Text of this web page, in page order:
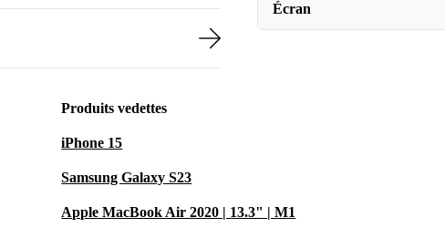
Écran
Produits vedettes
iPhone 15
Samsung Galaxy S23
Apple MacBook Air 2020 | 13.3" | M1